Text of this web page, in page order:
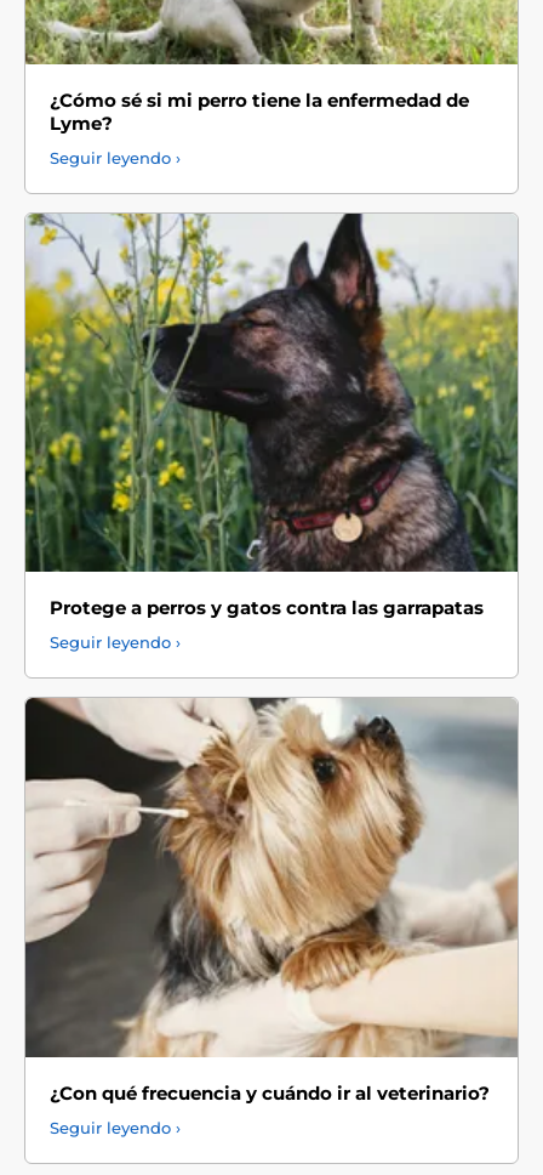
¿Cómo sé si mi perro tiene la enfermedad de
Lyme?
Seguir leyendo ›
Protege a perros y gatos contra las garrapatas
Seguir leyendo ›
¿Con qué frecuencia y cuándo ir al veterinario?
Seguir leyendo ›